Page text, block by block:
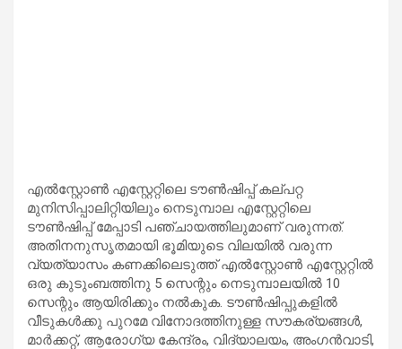
എല്‍സ്റ്റോണ്‍ എസ്റ്റേറ്റിലെ ടൗണ്‍ഷിപ്പ് കല്പറ്റ
മുനിസിപ്പാലിറ്റിയിലും നെടുമ്പാല എസ്റ്റേറ്റിലെ
ടൗണ്‍ഷിപ്പ് മേപ്പാടി പഞ്ചായത്തിലുമാണ് വരുന്നത്.
അതിനനുസൃതമായി ഭൂമിയുടെ വിലയില്‍ വരുന്ന
വ്യത്യാസം കണക്കിലെടുത്ത് എല്‍സ്റ്റോണ്‍ എസ്റ്റേറ്റില്‍
ഒരു കുടുംബത്തിനു 5 സെന്റും നെടുമ്പാലയില്‍ 10
സെന്റും ആയിരിക്കും നല്‍കുക. ടൗണ്‍ഷിപ്പുകളില്‍
വീടുകള്‍ക്കു പുറമേ വിനോദത്തിനുള്ള സൗകര്യങ്ങള്‍,
മാര്‍ക്കറ്റ്, ആരോഗ്യ കേന്ദ്രം, വിദ്യാലയം, അംഗന്‍വാടി,